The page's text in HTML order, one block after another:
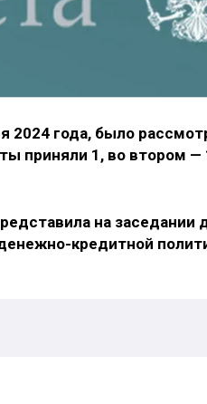
2024 года, было
приняли 1, во втором —
на заседании
кредитной